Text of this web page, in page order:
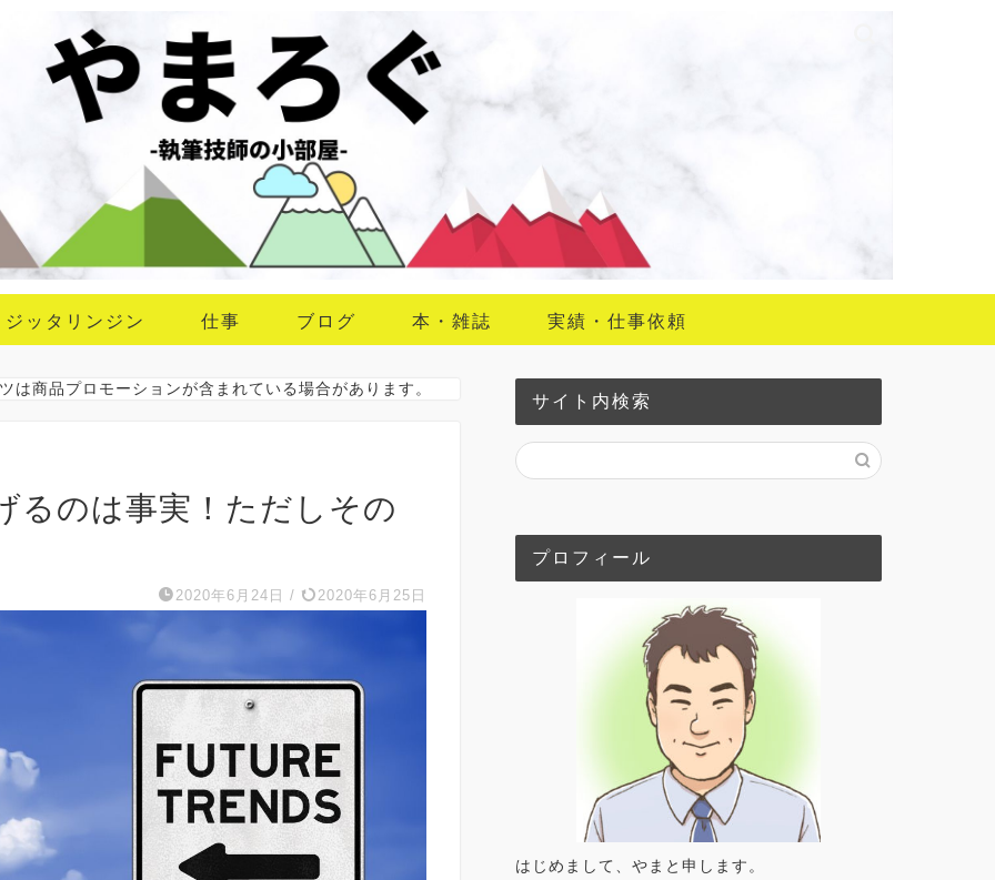
ジッタリンジン 仕事 ブログ 本・雑誌 実績・仕事依頼
商品プロモーションが含まれている場合があります。
るのは事実！ただしその
2020年6月24日 / 2020年6月25日
サイト内検索
プロフィール
はじめまして、やまと申します。